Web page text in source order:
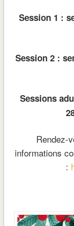
Session 1 :
Session 2 :
Sessions
Rendez-
informations
: